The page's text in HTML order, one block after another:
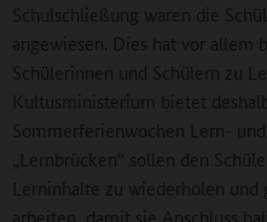
Schulschließung waren die
angewiesen. Dies hat vor allem
Schülerinnen und Schülern zu
Kultusministerium bietet
Sommerferienwochen Lern-
„Lernbrücken“ sollen den
Lerninhalte zu wiederholen